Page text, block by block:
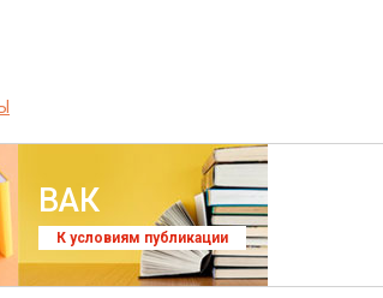
ВАК
К условиям публикации